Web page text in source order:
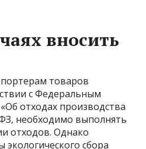
вносить
товаров
с Федеральным
отходах производства
необходимо выполнять
отходов. Однако
сбора